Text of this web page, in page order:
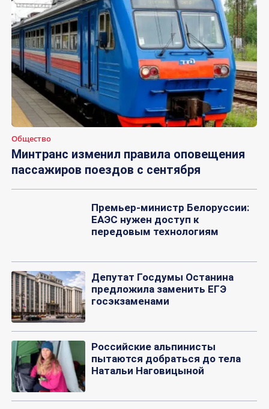
Общество
Минтранс изменил правила оповещения
пассажиров поездов с сентября
Премьер-министр Белоруссии:
ЕАЭС нужен доступ к
передовым технологиям
Депутат Госдумы Останина
предложила заменить ЕГЭ
госэкзаменами
Российские альпинисты
пытаются добраться до тела
Натальи Наговицыной